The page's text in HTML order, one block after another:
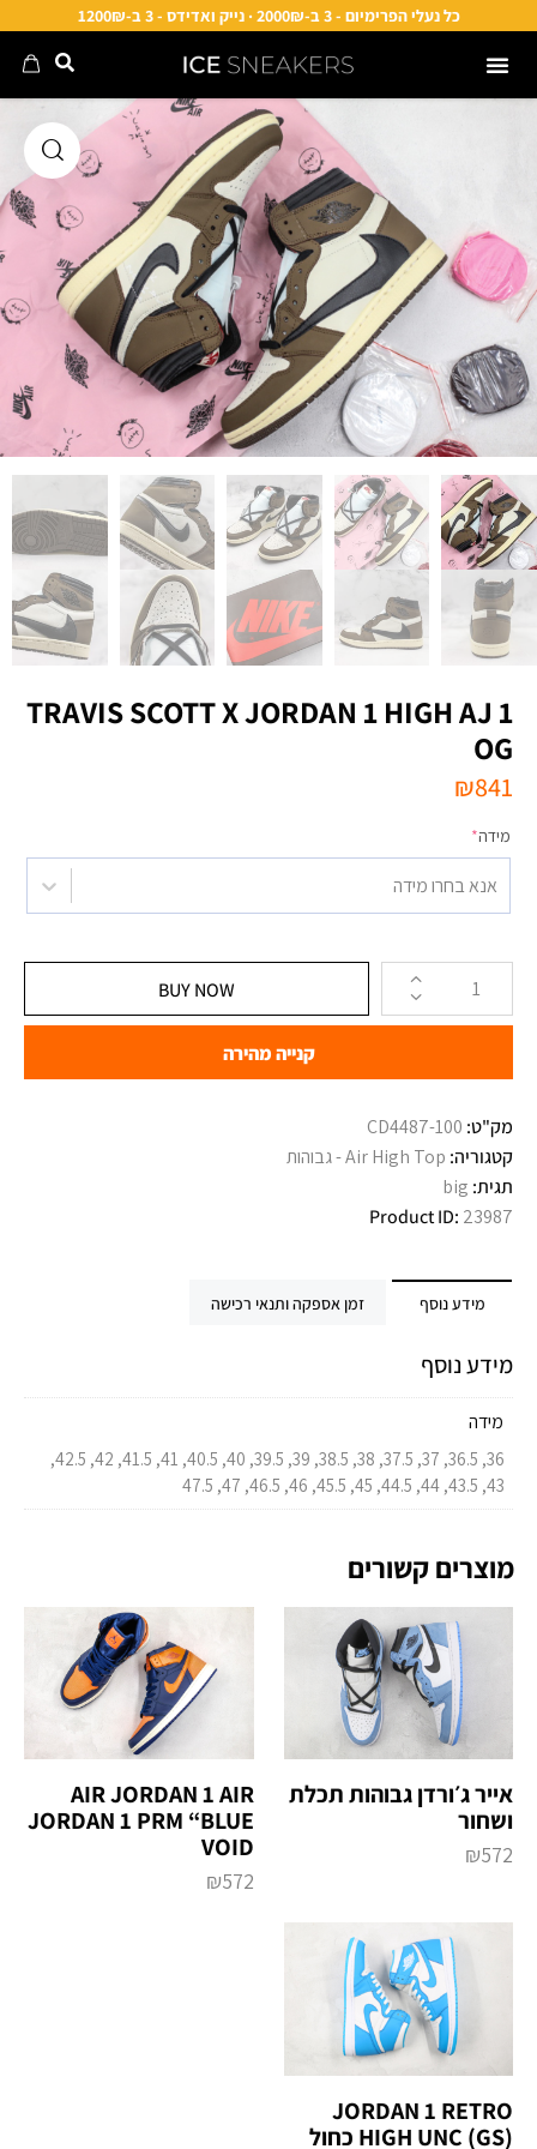
כל נעלי הפרימיום - 3 ב-2000₪ · נייק ואדידס - 3 ב-1200₪
TRAVIS SCOTT X JORDAN 1 HIGH AJ 1
OG
₪841
מידה*
אנא בחרו מידה
BUY NOW
קנייה מהירה
מק"ט: CD4487-100
קטגוריה: Air High Top - גבוהות
תגית: big
Product ID: 23987
מידע נוסף זמן אספקה ותנאי רכישה
מידע נוסף
מידה
36, 36.5, 37, 37.5, 38, 38.5, 39, 39.5, 40, 40.5, 41, 41.5, 42, 42.5,
43, 43.5, 44, 44.5, 45, 45.5, 46, 46.5, 47, 47.5
מוצרים קשורים
אייר ג׳ורדן גבוהות תכלת
ושחור
₪572
AIR JORDAN 1 AIR
JORDAN 1 PRM “BLUE
VOID
₪572
JORDAN 1 RETRO
HIGH UNC (GS) כחול